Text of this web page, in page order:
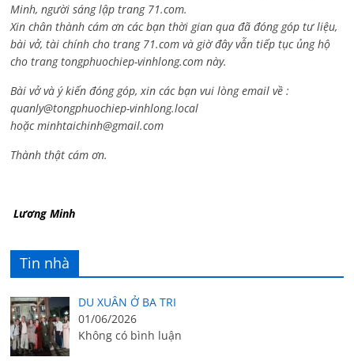
Minh, người sáng lập trang 71.com.
Xin chân thành cám ơn các bạn thời gian qua đã đóng góp tư liệu,
bài vở, tài chính cho trang 71.com và giờ đây vẫn tiếp tục ủng hộ
cho trang tongphuochiep-vinhlong.com này.
Bài vở và ý kiến đóng góp, xin các bạn vui lòng email về :
quanly@tongphuochiep-vinhlong.local
hoặcminhtaichinh@gmail.com
Thành thật cám ơn.
Lương Minh
Tin nhà
DU XUÂN Ở BA TRI
01/06/2026
Không có bình luận